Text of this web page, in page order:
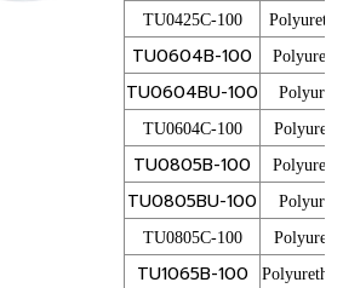
TU0425C-100
TU0604B-100
TU0604BU-100
TU0604C-100
TU0805B-100
TU0805BU-100
TU0805C-100
TU1065B-100